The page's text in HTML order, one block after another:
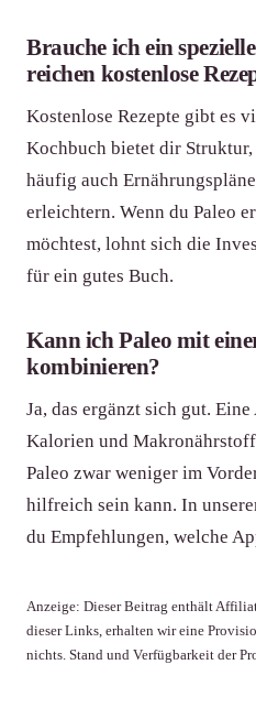
Brauche ich ein
reichen kostenlose
Kostenlose Rezepte gibt es
Kochbuch bietet dir
häufig auch
erleichtern. Wenn du Paleo
möchtest, lohnt sich die
für ein gutes Buch.
Kann ich Paleo mit
kombinieren?
Ja, das ergänzt sich gut.
Kalorien und
Paleo zwar weniger im
hilfreich sein kann. In
du Empfehlungen, welche
Anzeige: Dieser Beitrag enthält
dieser Links, erhalten wir eine
nichts. Stand und Verfügbarkeit der